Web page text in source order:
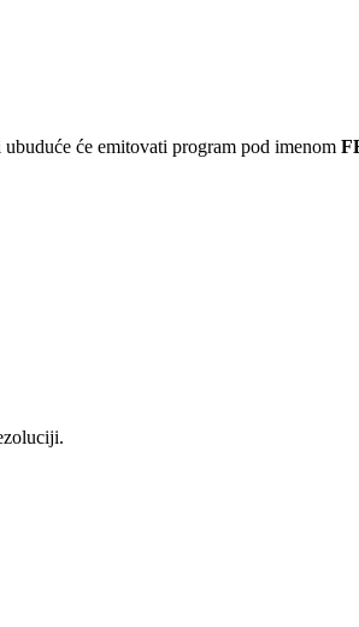
će emitovati program pod imenom